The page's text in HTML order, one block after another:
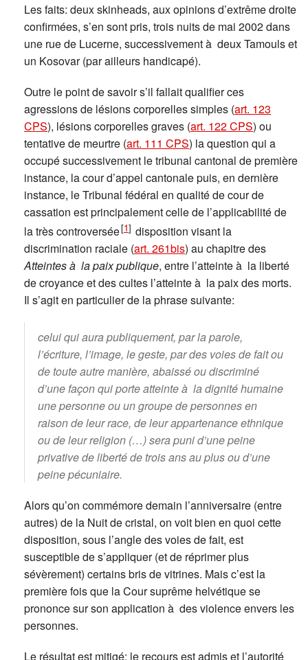
Les faits: deux skinheads, aux opinions d’extrême droite
confirmées, s’en sont pris, trois nuits de mai 2002 dans
une rue de Lucerne, successivement à deux Tamouls et
un Kosovar (par ailleurs handicapé).
Outre le point de savoir s’il fallait qualifier ces
agressions de lésions corporelles simples (art. 123
CPS), lésions corporelles graves (art. 122 CPS) ou
tentative de meurtre (art. 111 CPS) la question qui a
occupé successivement le tribunal cantonal de première
instance, la cour d’appel cantonale puis, en dernière
instance, le Tribunal fédéral en qualité de cour de
cassation est principalement celle de l’applicabilité de
la très controversée[1] disposition visant la
discrimination raciale (art. 261bis) au chapitre des
Atteintes à la paix publique, entre l’atteinte à la liberté
de croyance et des cultes l’atteinte à la paix des morts.
Il s’agit en particulier de la phrase suivante:
celui qui aura publiquement, par la parole,
l’écriture, l’image, le geste, par des voies de fait ou
de toute autre manière, abaissé ou discriminé
d’une façon qui porte atteinte à la dignité humaine
une personne ou un groupe de personnes en
raison de leur race, de leur appartenance ethnique
ou de leur religion (…) sera puni d’une peine
privative de liberté de trois ans au plus ou d’une
peine pécuniaire.
Alors qu’on commémore demain l’anniversaire (entre
autres) de la Nuit de cristal, on voit bien en quoi cette
disposition, sous l’angle des voies de fait, est
susceptible de s’appliquer (et de réprimer plus
sévèrement) certains bris de vitrines. Mais c’est la
première fois que la Cour suprême helvétique se
prononce sur son application à des violence envers les
personnes.
Le résultat est mitigé: le recours est admis et l’autorité